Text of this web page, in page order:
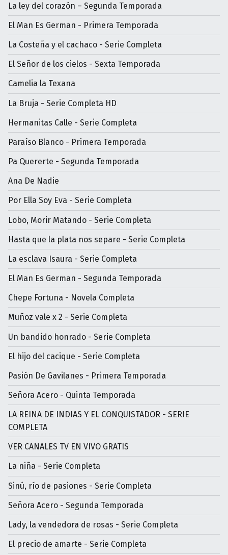
La ley del corazón – Segunda Temporada
El Man Es German - Primera Temporada
La Costeña y el cachaco - Serie Completa
El Señor de los cielos - Sexta Temporada
Camelia la Texana
La Bruja - Serie Completa HD
Hermanitas Calle - Serie Completa
Paraíso Blanco - Primera Temporada
Pa Quererte - Segunda Temporada
Ana De Nadie
Por Ella Soy Eva - Serie Completa
Lobo, Morir Matando - Serie Completa
Hasta que la plata nos separe - Serie Completa
La esclava Isaura - Serie Completa
El Man Es German - Segunda Temporada
Chepe Fortuna - Novela Completa
Muñoz vale x 2 - Serie Completa
Un bandido honrado - Serie Completa
El hijo del cacique - Serie Completa
Pasión De Gavilanes - Primera Temporada
Señora Acero - Quinta Temporada
LA REINA DE INDIAS Y EL CONQUISTADOR - SERIE
COMPLETA
VER CANALES TV EN VIVO GRATIS
La niña - Serie Completa
Sinú, río de pasiones - Serie Completa
Señora Acero - Segunda Temporada
Lady, la vendedora de rosas - Serie Completa
El precio de amarte - Serie Completa